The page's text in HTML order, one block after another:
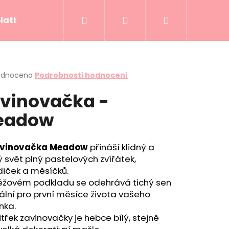
Kontakty Hodnocení obchodu
Přihlášení
Podrobnosti hodnocení
-
Meadow přináší klidný a
svět plný pastelových zvířátek,
a měsíčků.
podkladu se odehrává tichý sen
pro první měsíce života vašeho
zavinovačky je hebce bílý, stejně
SKY